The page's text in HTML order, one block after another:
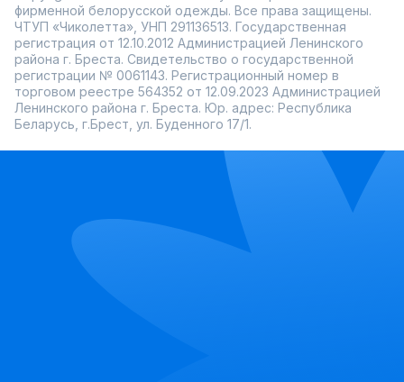
фирменной белорусской одежды. Все права защищены.
ЧТУП «Чиколетта», УНП 291136513. Государственная
регистрация от 12.10.2012 Администрацией Ленинского
района г. Бреста. Свидетельство о государственной
регистрации № 0061143. Регистрационный номер в
торговом реестре 564352 от 12.09.2023 Администрацией
Ленинского района г. Бреста. Юр. адрес: Республика
Беларусь, г.Брест, ул. Буденного 17/1.